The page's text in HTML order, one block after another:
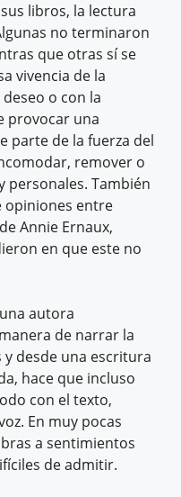
libros, la lectura
no terminaron
que otras sí se
vivencia de la
o con la
provocar una
parte de la fuerza del
remover o
personales. También
opiniones entre
Annie Ernaux,
en que este no
autora
de narrar la
desde una escritura
hace que incluso
con el texto,
En muy pocas
a sentimientos
de admitir.